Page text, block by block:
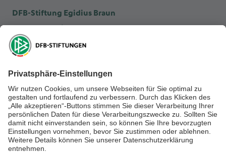
DFB-Stiftung Egidius Braun
DFB-Stiftung Sepp Herberger
NEWSLETTER ABONNIEREN
Anmelden